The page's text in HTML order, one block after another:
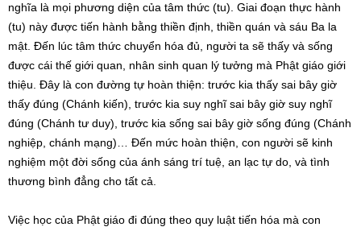
nghĩa là mọi phương diện của tâm thức (tu). Giai đoạn thực hành
(tu) này được tiến hành bằng thiền định, thiền quán và sáu Ba la
mật. Đến lúc tâm thức chuyển hóa đủ, người ta sẽ thấy và sống
được cái thế giới quan, nhân sinh quan lý tưởng mà Phật giáo giới
thiệu. Đây là con đường tự hoàn thiện: trước kia thấy sai bây giờ
thấy đúng (Chánh kiến), trước kia suy nghĩ sai bây giờ suy nghĩ
đúng (Chánh tư duy), trước kia sống sai bây giờ sống đúng (Chánh
nghiệp, chánh mạng)… Đến mức hoàn thiện, con người sẽ kinh
nghiệm một đời sống của ánh sáng trí tuệ, an lạc tự do, và tình
thương bình đẳng cho tất cả.
Việc học của Phật giáo đi đúng theo quy luật tiến hóa mà con